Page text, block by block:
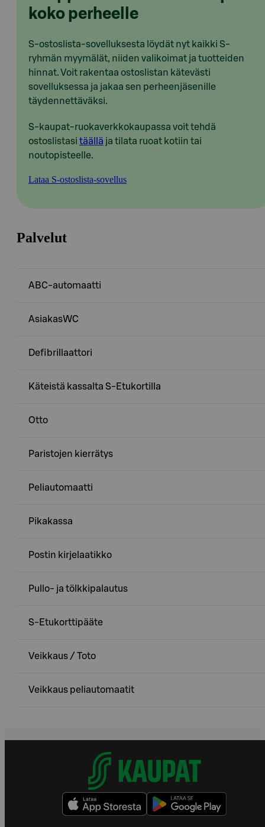
koko perheelle
S-ostoslista-sovelluksesta löydät nyt kaikki S-
ryhmän myymälät, niiden valikoimat ja tuotteiden
hinnat. Voit rakentaa ostoslistan kätevästi
sovelluksessa ja jakaa sen perheenjäsenille
täydennettäväksi.
S-kaupat-ruokaverkkokaupassa voit tehdä
ostoslistasi täällä ja tilata ruoat kotiin tai
noutopisteelle.
Lataa S-ostoslista-sovellus
Palvelut
ABC-automaatti
AsiakasWC
Defibrillaattori
Käteistä kassalta S-Etukortilla
Otto
Paristojen kierrätys
Peliautomaatti
Pikakassa
Postin kirjelaatikko
Pullo- ja tölkkipalautus
S-Etukorttipääte
Veikkaus / Toto
Veikkaus peliautomaatit